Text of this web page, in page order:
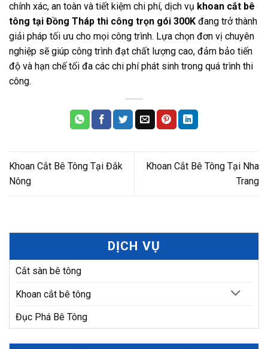
chính xác, an toàn và tiết kiệm chi phí, dịch vụ khoan cắt bê
tông tại Đồng Tháp thi công trọn gói 300K đang trở thành
giải pháp tối ưu cho mọi công trình. Lựa chọn đơn vị chuyên
nghiệp sẽ giúp công trình đạt chất lượng cao, đảm bảo tiến
độ và hạn chế tối đa các chi phí phát sinh trong quá trình thi
công.
Khoan Cắt Bê Tông Tại Đắk
Nông
Khoan Cắt Bê Tông Tại Nha
Trang
DỊCH VỤ
Cắt sàn bê tông
Khoan cắt bê tông
Đục Phá Bê Tông